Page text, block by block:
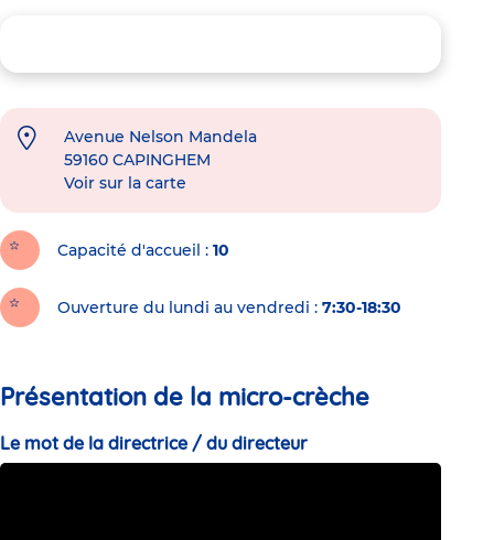
Avenue Nelson Mandela
59160 CAPINGHEM
Voir sur la carte
Capacité d'accueil 10
Ouverture du lundi au vendredi : 7:30-18:30
Présentation de la micro-crèche
Le mot de la directrice / du directeur